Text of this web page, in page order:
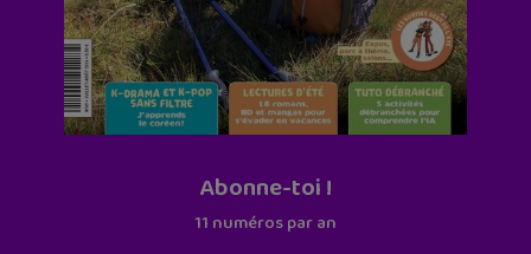
Abonne-toi !
11 numéros par an